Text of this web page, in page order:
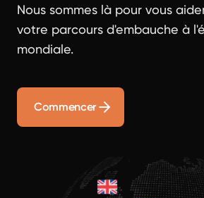
Nous sommes là pour vous
votre parcours d'embauche à
mondiale.
Commencer